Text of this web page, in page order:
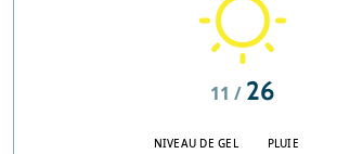
11 / 26
NIVEAU DE GEL PLUIE